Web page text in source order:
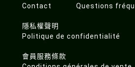
Contact
Questions
隱私權聲明
Politique de confidentialité
會員服務條款